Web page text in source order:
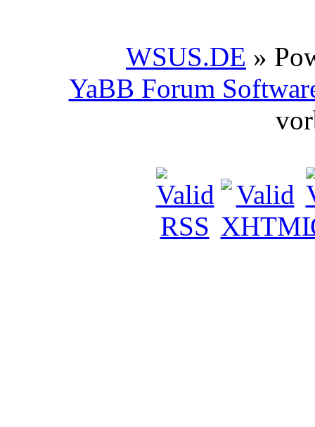
WSUS.DE »
YaBB Forum